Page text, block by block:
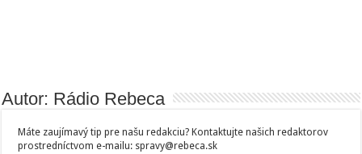
Autor: Rádio Rebeca
Máte zaujímavý tip pre našu redakciu? Kontaktujte našich redaktorov
prostredníctvom e-mailu: spravy@rebeca.sk